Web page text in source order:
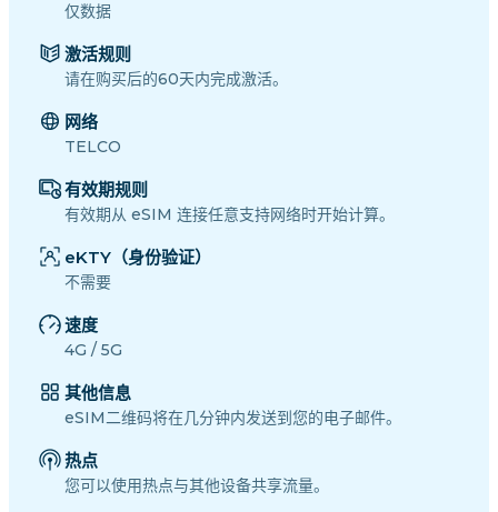
仅数据
激活规则
请在购买后的60天内完成激活。
网络
TELCO
有效期规则
有效期从 eSIM 连接任意支持网络时开始计算。
eKTY（身份验证）
不需要
速度
4G / 5G
其他信息
eSIM二维码将在几分钟内发送到您的电子邮件。
热点
您可以使用热点与其他设备共享流量。